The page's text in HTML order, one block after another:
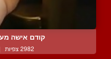
קודם אישה
2982 צפיות